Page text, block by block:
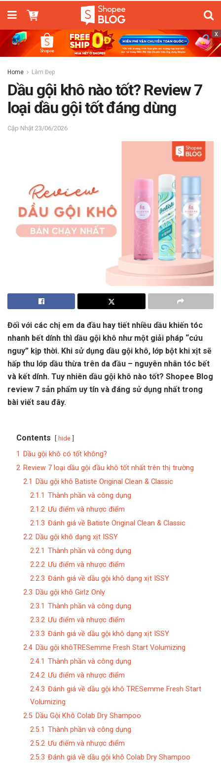
x
Home Làm Đẹp
Dầu gội khô nào tốt? Review 7
loại dầu gội tốt đáng dùng
23/06/2026
Đối với các chị em da đầu hay tiết nhiều dầu khiến tóc
nhanh bết dính thì dầu gội khô như một giải pháp “cứu
nguy” kịp thời. Khi sử dụng dầu gội khô, lớp bột khi xịt sẽ
hấp thu lớp dầu thừa trên da đầu – nguyên nhân tóc bết
và kết dính. Tuy nhiên dầu gội khô nào tốt? Shopee Blog
review 7 sản phẩm uy tín và đáng sử dụng nhất trong
bài viết sau đây.
Contents hide
1
Dầu gội khô có tốt không?
2 Review 7 loại dầu gội đầu khô tốt nhất trên thị trường
2.1
Dầu gội khô Batiste Original Clean & Classic
2.1.1 Thành phần và công dụng
2.1.2 Ưu điểm và nhược điểm
2.1.3 Đánh giá về Batiste Original Clean & Classic
2.2 Dầu gội khô dạng xịt ISSY
2.2.1 Thành phần và công dụng
2.2.2 Ưu điểm và nhược điểm
2.2.3 Đánh giá về dầu gội khô dạng xịt ISSY
2.3 Dầu gội khô Girlz Only
2.3.1 Thành phần và công dụng
2.3.2 Ưu điểm và nhược điểm
2.3.3 Đánh giá về dầu gội khô dạng xịt ISSY
2.4 Dầu gội khôTRESemme Fresh Start Volumizing
2.4.1 Thành phần và công dụng
2.4.2 Ưu điểm và nhược điểm
2.4.3 Đánh giá về dầu gội khô TRESemme Fresh Start
Volumizing
2.5 Dầu Gội Khô Colab Dry Shampoo
2.5.1 Thành phần và công dụng
2.5.2 Ưu điểm và nhược điểm
2.5.3 Đánh giá về dầu gội khô Colab Dry Shampoo